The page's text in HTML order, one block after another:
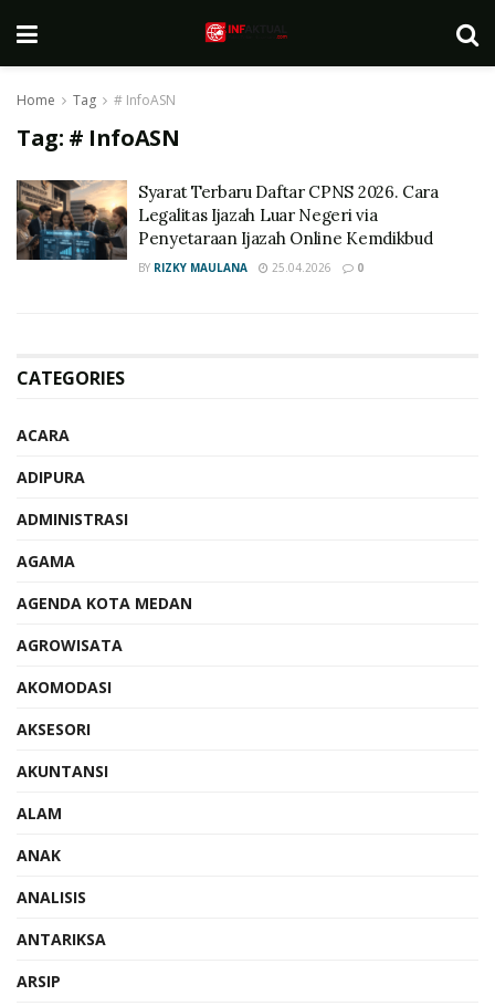
Home Tag # InfoASN
Tag: # InfoASN
Syarat Terbaru Daftar CPNS 2026. Cara
Legalitas Ijazah Luar Negeri via
Penyetaraan Ijazah Online Kemdikbud
BY RIZKY MAULANA 25.04.2026 0
CATEGORIES
ACARA
ADIPURA
ADMINISTRASI
AGAMA
AGENDA KOTA MEDAN
AGROWISATA
AKOMODASI
AKSESORI
AKUNTANSI
ALAM
ANAK
ANALISIS
ANTARIKSA
ARSIP